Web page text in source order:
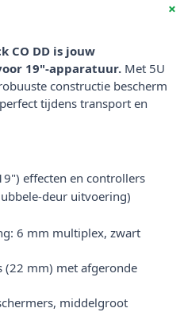
+
CO DD is jouw
19"-apparatuur. Met 5U
constructie bescherm
tijdens transport en
effecten en controllers
deur uitvoering)
6 mm multiplex, zwart
mm) met afgeronde
middelgroot